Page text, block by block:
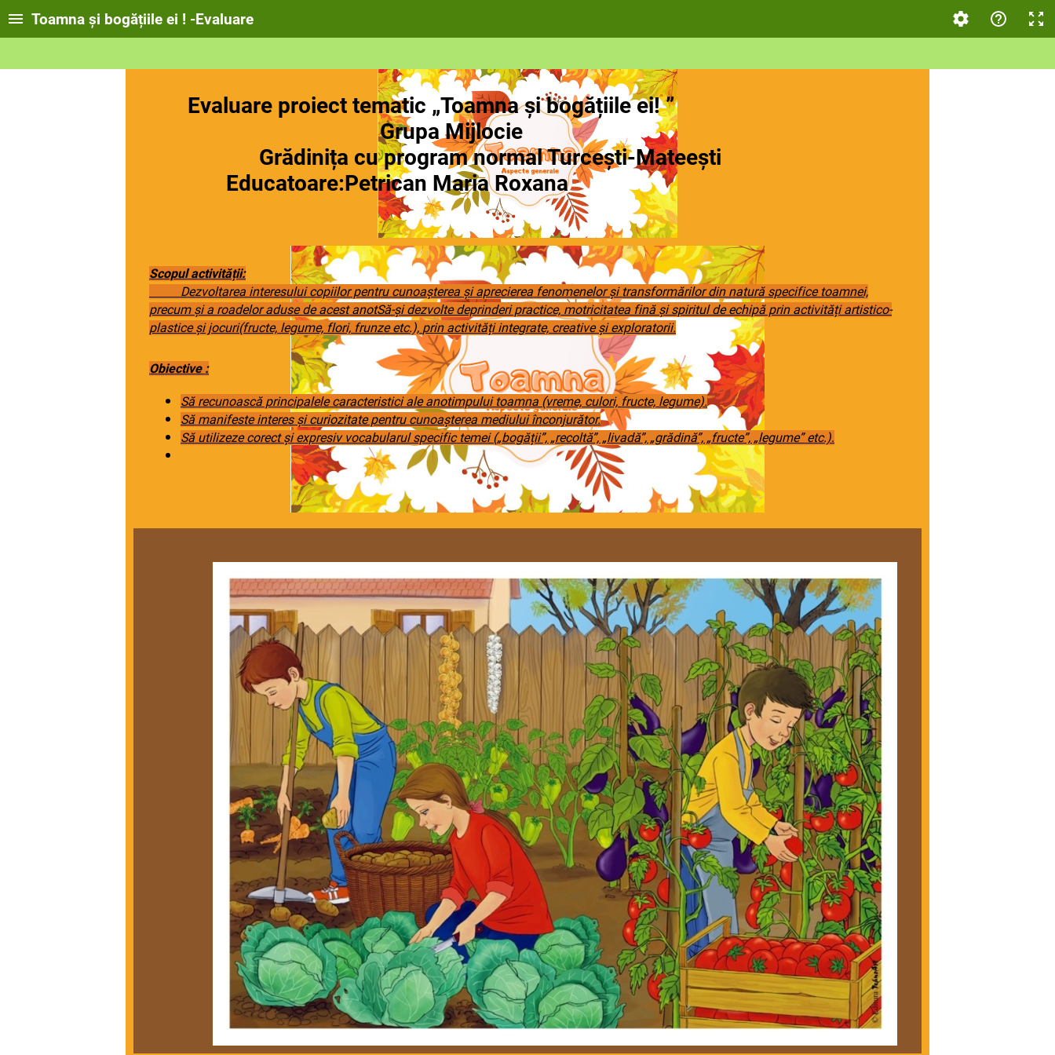
Toamna și bogățiile ei ! -Evaluare
Evaluare proiect tematic „Toamna și bogățiile ei! ”
Grupa Mijlocie
Grădinița cu program normal Turcești-Mateești
Educatoare:Petrican Maria Roxana
Scopul activității:
Dezvoltarea interesului copiilor pentru cunoașterea și aprecierea fenomenelor și transformărilor din natură specifice toamnei,
precum și a roadelor aduse de acest anotSă-și dezvolte deprinderi practice, motricitatea fină și spiritul de echipă prin activități artistico-
plastice și jocuri(fructe, legume, flori, frunze etc.), prin activități integrate, creative și exploratorii.
Obiective :
Să recunoască principalele caracteristici ale anotimpului toamna (vreme, culori, fructe, legume).
Să manifeste interes și curiozitate pentru cunoașterea mediului înconjurător.
Să utilizeze corect și expresiv vocabularul specific temei („bogății”, „recoltă”, „livadă”, „grădină”, „fructe”, „legume” etc.).